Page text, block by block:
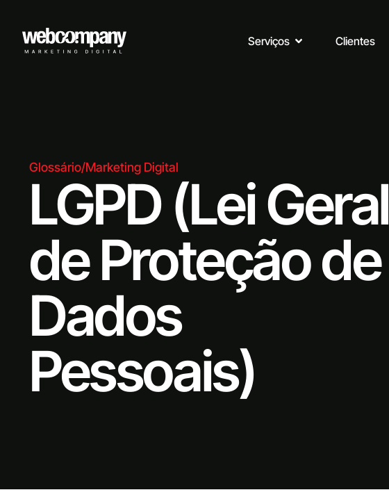
Serviços Clientes
Glossário/Marketing Digital
LGPD (Lei Geral
de Proteção de
Dados
Pessoais)